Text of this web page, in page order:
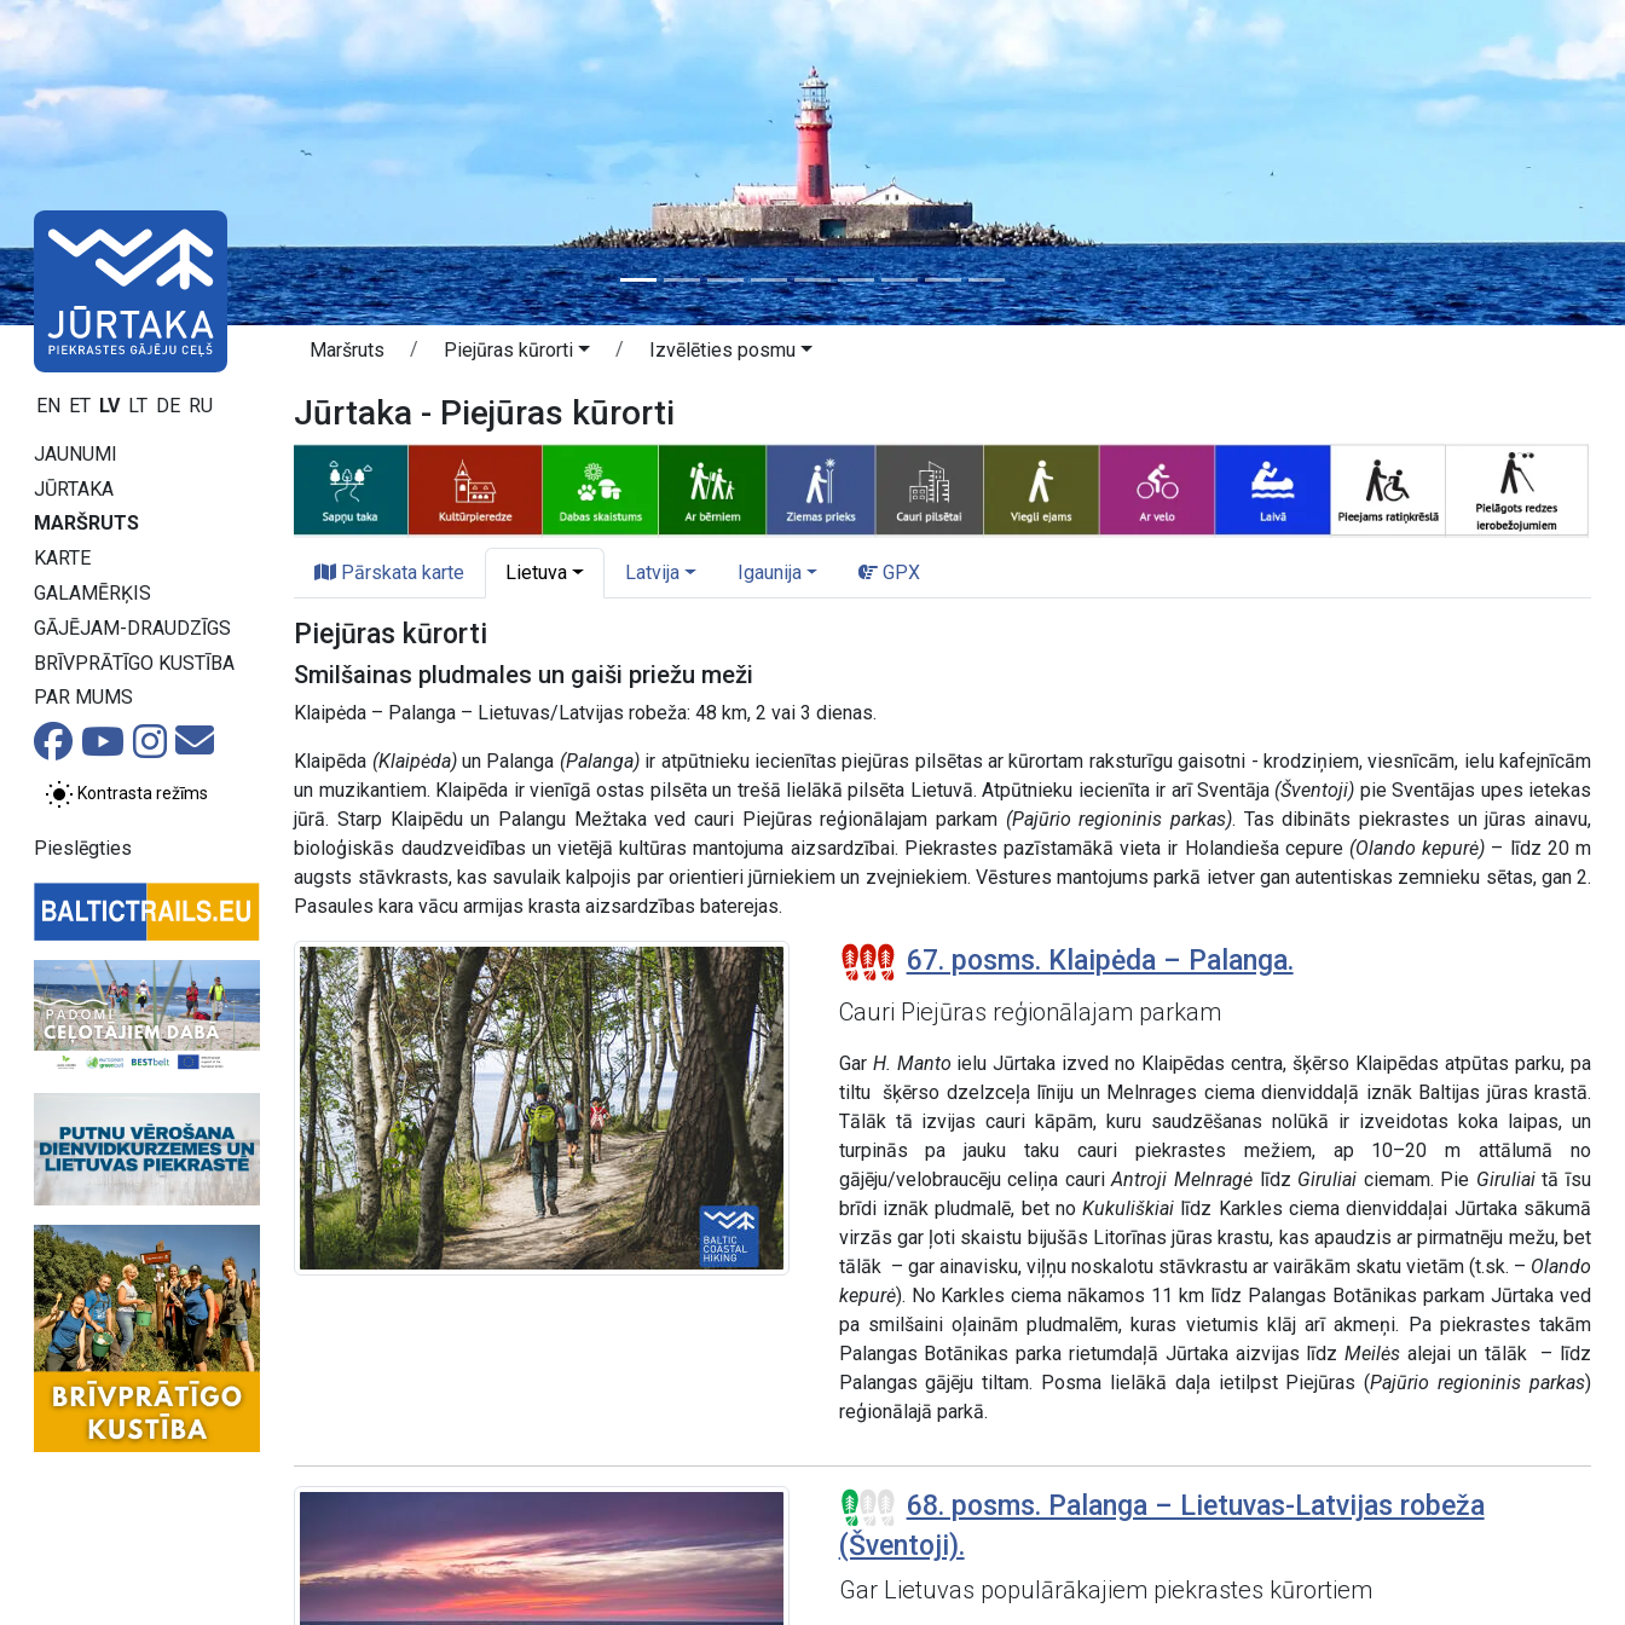
EN ET LV LT DE RU
JAUNUMI
JŪRTAKA
MARŠRUTS
KARTE
GALAMĒRĶIS
GĀJĒJAM-DRAUDZĪGS
BRĪVPRĀTĪGO KUSTĪBA
PAR MUMS
Kontrasta režīms
Pieslēgties
Maršruts Piejūras kūrorti Izvēlēties posmu
Jūrtaka - Piejūras kūrorti
Pārskata karte Lietuva Latvija Igaunija GPX
Piejūras kūrorti
Smilšainas pludmales un gaiši priežu meži
Klaipėda – Palanga – Lietuvas/Latvijas robeža: 48 km, 2 vai 3 dienas.
Klaipēda (Klaipėda)un Palanga (Palanga)ir atpūtnieku iecienītas piejūras pilsētas ar kūrortam raksturīgu gaisotni - krodziņiem, viesnīcām, ielu kafejnīcām
un muzikantiem. Klaipēda ir vienīgā ostas pilsēta un trešā lielākā pilsēta Lietuvā. Atpūtnieku iecienīta ir arī Sventāja (Šventoji) pie Sventājas upes ietekas
jūrā. Starp Klaipēdu un Palangu Mežtaka ved cauri Piejūras reģionālajam parkam (Pajūrio regioninis parkas). Tas dibināts piekrastes un jūras ainavu,
bioloģiskās daudzveidības un vietējā kultūras mantojuma aizsardzībai. Piekrastes pazīstamākā vieta ir Holandieša cepure (Olando kepurė) – līdz 20 m
augsts stāvkrasts, kas savulaik kalpojis par orientieri jūrniekiem un zvejniekiem. Vēstures mantojums parkā ietver gan autentiskas zemnieku sētas, gan 2.
Pasaules kara vācu armijas krasta aizsardzības baterejas.
67. posms. Klaipėda – Palanga.
Cauri Piejūras reģionālajam parkam
Gar H. Manto ielu Jūrtaka izved no Klaipēdas centra, šķērso Klaipēdas atpūtas parku, pa
tiltu šķērso dzelzceļa līniju un Melnrages ciema dienviddaļā iznāk Baltijas jūras krastā.
Tālāk tā izvijas cauri kāpām, kuru saudzēšanas nolūkā ir izveidotas koka laipas, un
turpinās pa jauku taku cauri piekrastes mežiem, ap 10–20 m attālumā no
gājēju/velobraucēju celiņa cauriAntroji Melnragėlīdz Giruliai ciemam. Pie Giruliaitā īsu
brīdi iznāk pludmalē, bet noKukuliškiai līdz Karkles ciema dienviddaļai Jūrtaka sākumā
virzās gar ļoti skaistu bijušās Litorīnas jūras krastu, kas apaudzis ar pirmatnēju mežu, bet
tālāk – gar ainavisku, viļņu noskalotu stāvkrastu ar vairākām skatu vietām (t.sk. – Olando
kepurė). No Karkles ciema nākamos 11 km līdz Palangas Botānikas parkam Jūrtaka ved
pa smilšaini oļainām pludmalēm, kuras vietumis klāj arī akmeņi. Pa piekrastes takām
Palangas Botānikas parka rietumdaļā Jūrtaka aizvijas līdzMeilės alejai un tālāk – līdz
Palangas gājēju tiltam. Posma lielākā daļa ietilpst Piejūras (Pajūrio regioninis parkas)
reģionālajā parkā.
68. posms. Palanga – Lietuvas-Latvijas robeža
(Šventoji).
Gar Lietuvas populārākajiem piekrastes kūrortiem